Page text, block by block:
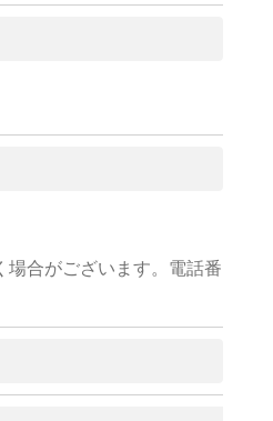
合がございます。電話番